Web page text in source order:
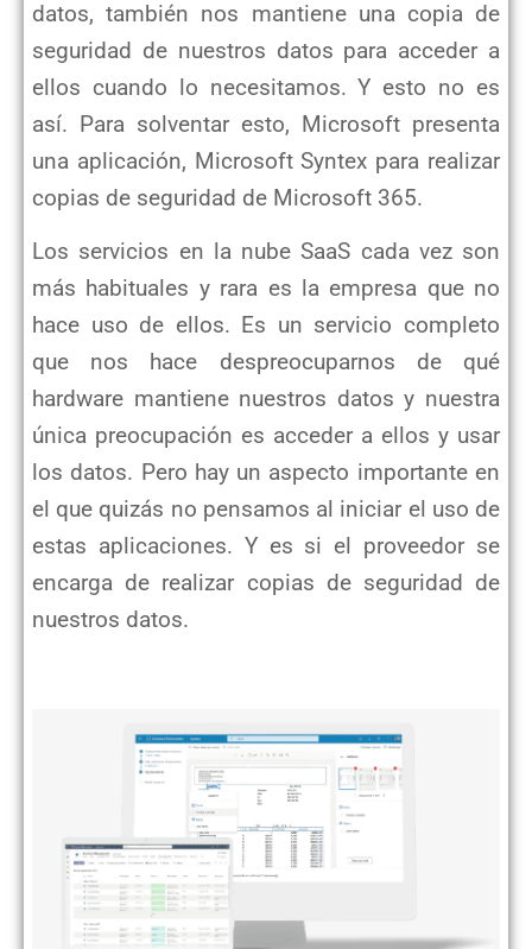
datos, también nos mantiene una copia de
seguridad de nuestros datos para acceder a
ellos cuando lo necesitamos. Y esto no es
así. Para solventar esto, Microsoft presenta
una aplicación, Microsoft Syntex para realizar
copias de seguridad de Microsoft 365.
Los servicios en la nube SaaS cada vez son
más habituales y rara es la empresa que no
hace uso de ellos. Es un servicio completo
que nos hace despreocuparnos de qué
hardware mantiene nuestros datos y nuestra
única preocupación es acceder a ellos y usar
los datos. Pero hay un aspecto importante en
el que quizás no pensamos al iniciar el uso de
estas aplicaciones. Y es si el proveedor se
encarga de realizar copias de seguridad de
nuestros datos.